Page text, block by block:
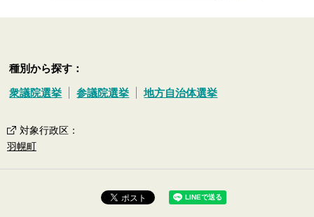
種別から探す：
衆議院選挙 参議院選挙 地方自治体選挙
対象行政区 ：
羽幌町